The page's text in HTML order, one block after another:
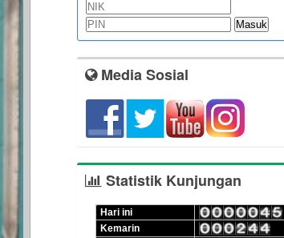
Masuk
Media Sosial
Statistik Kunjungan
Hari ini
Kemarin